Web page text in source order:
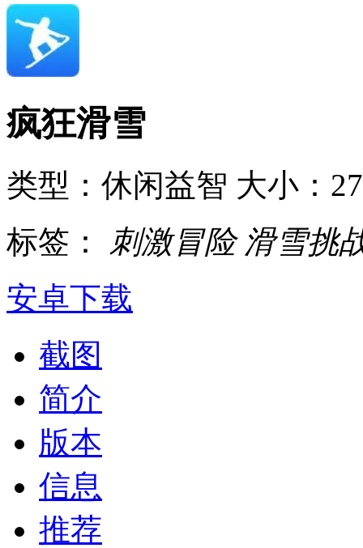
疯狂滑雪
类型：休闲益智 大小：
标签： 刺激冒险 滑雪挑
安卓下载
截图
简介
版本
信息
推荐